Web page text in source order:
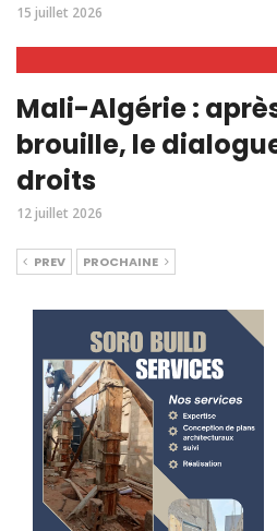
15 juillet 2026
Mali-Algérie :
brouille, le
droits
12 juillet 2026
PREV PROCHAINE